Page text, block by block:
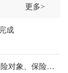
更多>
成
、保险责任……